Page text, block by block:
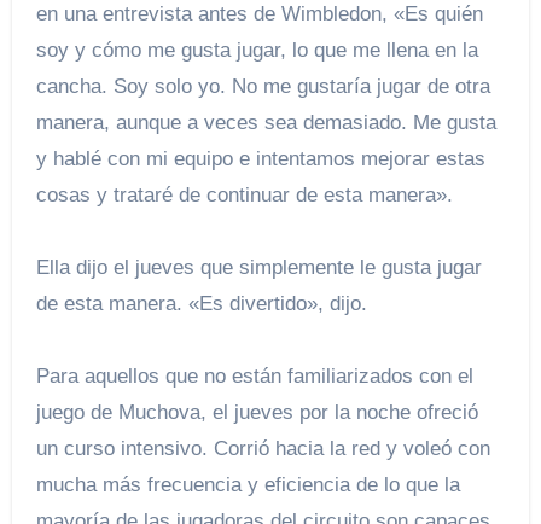
en una entrevista antes de Wimbledon, «Es quién
soy y cómo me gusta jugar, lo que me llena en la
cancha. Soy solo yo. No me gustaría jugar de otra
manera, aunque a veces sea demasiado. Me gusta
y hablé con mi equipo e intentamos mejorar estas
cosas y trataré de continuar de esta manera».
Ella dijo el jueves que simplemente le gusta jugar
de esta manera. «Es divertido», dijo.
Para aquellos que no están familiarizados con el
juego de Muchova, el jueves por la noche ofreció
un curso intensivo. Corrió hacia la red y voleó con
mucha más frecuencia y eficiencia de lo que la